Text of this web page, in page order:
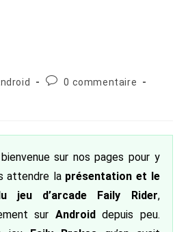
Commentaires
0 commentaire
sur nos pages pour y
attendre la présentation et le
jeu d’arcade Faily Rider,
sur Androiddepuis peu.